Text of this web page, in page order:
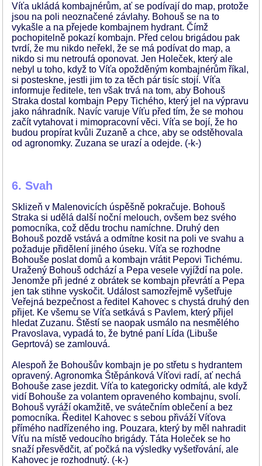
Víťa ukládá kombajnérům, ať se podívají do map, protože
jsou na poli neoznačené závlahy. Bohouš se na to
vykašle a na přejede kombajnem hydrant. Čímž
pochopitelně pokazí kombajn. Před celou brigádou pak
tvrdí, že mu nikdo neřekl, že se má podívat do map, a
nikdo si mu netroufá oponovat. Jen Holeček, který ale
nebyl u toho, když to Víťa opožděným kombajnérům říkal,
si posteskne, jestli jim to za těch pár tisíc stojí. Víťa
informuje ředitele, ten však trvá na tom, aby Bohouš
Straka dostal kombajn Pepy Tichého, který jel na výpravu
jako náhradník. Navíc varuje Víťu před tím, že se mohou
začít vytahovat i mimopracovní věci. Víťa se bojí, že ho
budou propírat kvůli Zuzaně a chce, aby se odstěhovala
od agronomky. Zuzana se urazí a odejde. (-k-)
6. Svah
Sklizeň v Malenovicích úspěšně pokračuje. Bohouš
Straka si udělá další noční melouch, ovšem bez svého
pomocníka, což dědu trochu namíchne. Druhý den
Bohouš pozdě vstává a odmítne kosit na poli ve svahu a
požaduje přidělení jiného úseku. Víťa se rozhodne
Bohouše poslat domů a kombajn vrátit Pepovi Tichému.
Uražený Bohouš odchází a Pepa vesele vyjíždí na pole.
Jenomže při jedné z obrátek se kombajn převrátí a Pepa
jen tak stihne vyskočit. Událost samozřejmě vyšetřuje
Veřejná bezpečnost a ředitel Kahovec s chystá druhý den
přijet. Ke všemu se Víťa setkává s Pavlem, který přijel
hledat Zuzanu. Štěstí se naopak usmálo na nesmělého
Pravoslava, vypadá to, že bytné paní Lída (Libuše
Geprtová) se zamlouvá.
Alespoň že Bohoušův kombajn je po střetu s hydrantem
opravený. Agronomka Štěpánková Víťovi radí, ať nechá
Bohouše zase jezdit. Víťa to kategoricky odmítá, ale když
vidí Bohouše za volantem opraveného kombajnu, svolí.
Bohouš vyráží okamžitě, ve svátečním oblečení a bez
pomocníka. Ředitel Kahovec s sebou přiváží Víťova
přímého nadřízeného ing. Pouzara, který by měl nahradit
Víťu na místě vedoucího brigády. Táta Holeček se ho
snaží přesvědčit, ať počká na výsledky vyšetřování, ale
Kahovec je rozhodnutý. (-k-)